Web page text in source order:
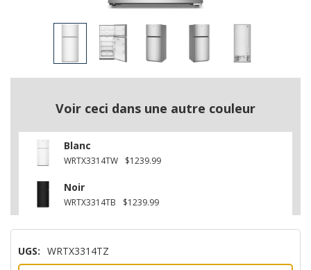
Voir ceci dans une autre couleur
Blanc
WRTX3314TW $1239.99
Noir
WRTX3314TB $1239.99
UGS: WRTX3314TZ